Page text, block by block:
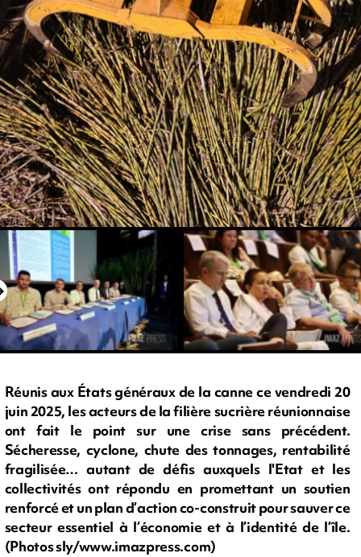
Réunis aux États généraux de la canne ce vendredi 20
juin 2025, les acteurs de la filière sucrière réunionnaise
ont fait le point sur une crise sans précédent.
Sécheresse, cyclone, chute des tonnages, rentabilité
fragilisée… autant de défis auxquels l'Etat et les
collectivités ont répondu en promettant un soutien
renforcé et un plan d’action co-construit pour sauver ce
secteur essentiel à l’économie et à l’identité de l’île.
(Photos sly/www.imazpress.com)